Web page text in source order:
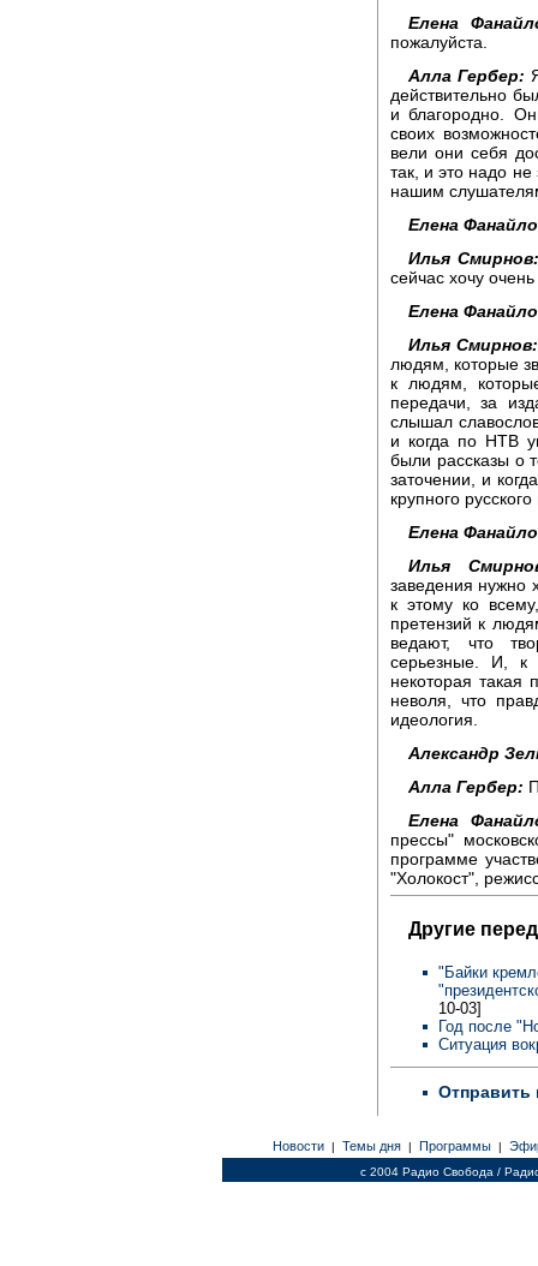
Елена
пожалуйста.
Алла Гербер:
действительно
и благородно.
своих
вели они себя
так, и это надо
нашим
Елена
Илья
сейчас хочу
Елена
Илья Смирнов:
людям, которые
к людям,
передачи, за
слышал
и когда по НТВ
были рассказы о
заточении, и
крупного
Елена
Илья
заведения нужно
к этому ко
претензий к
ведают, что
серьезные. И, к
некоторая такая
неволя, что
идеология.
Александр
Алла Гербер:
Елена
прессы"
программе
"Холокост",
Другие
"Байки
10-03]
Год после
Ситуация
Отправить
Новости | Темы дня | Программы |
c 2004 Радио Свобода /